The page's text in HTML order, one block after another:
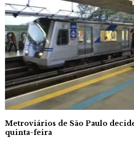
Metroviários de São Paulo
quinta-feira